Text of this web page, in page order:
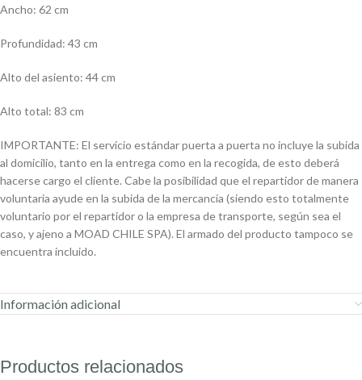
Ancho: 62 cm
Profundidad: 43 cm
Alto del asiento: 44 cm
Alto total: 83 cm
IMPORTANTE: El servicio estándar puerta a puerta no incluye la subida
al domicilio, tanto en la entrega como en la recogida, de esto deberá
hacerse cargo el cliente. Cabe la posibilidad que el repartidor de manera
voluntaria ayude en la subida de la mercancía (siendo esto totalmente
voluntario por el repartidor o la empresa de transporte, según sea el
caso, y ajeno a MOAD CHILE SPA). El armado del producto tampoco se
encuentra incluido.
Información adicional
Productos relacionados